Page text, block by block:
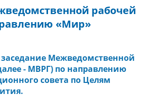
рабочей
«Мир»
Межведомственной
- МВРГ) по направлению
совета по Целям